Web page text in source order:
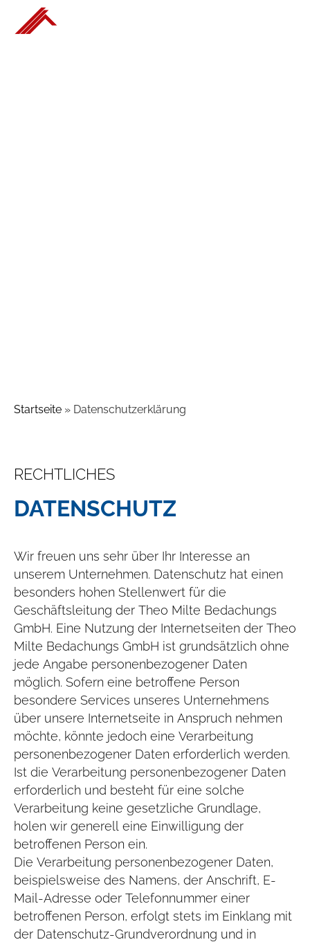
Startseite » Datenschutzerklärung
RECHTLICHES
DATENSCHUTZ
Wir freuen uns sehr über Ihr Interesse an
unserem Unternehmen. Datenschutz hat einen
besonders hohen Stellenwert für die
Geschäftsleitung der Theo Milte Bedachungs
GmbH. Eine Nutzung der Internetseiten der Theo
Milte Bedachungs GmbH ist grundsätzlich ohne
jede Angabe personenbezogener Daten
möglich. Sofern eine betroffene Person
besondere Services unseres Unternehmens
über unsere Internetseite in Anspruch nehmen
möchte, könnte jedoch eine Verarbeitung
personenbezogener Daten erforderlich werden.
Ist die Verarbeitung personenbezogener Daten
erforderlich und besteht für eine solche
Verarbeitung keine gesetzliche Grundlage,
holen wir generell eine Einwilligung der
betroffenen Person ein.
Die Verarbeitung personenbezogener Daten,
beispielsweise des Namens, der Anschrift, E-
Mail-Adresse oder Telefonnummer einer
betroffenen Person, erfolgt stets im Einklang mit
der Datenschutz-Grundverordnung und in